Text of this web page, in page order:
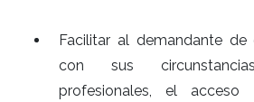
Facilitar al demandante
con sus
profesionales, el